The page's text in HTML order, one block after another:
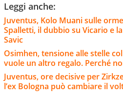
Leggi anche:
Juventus, Kolo Muani sulle
Spalletti, il dubbio su Vicario e
Savic
Osimhen, tensione alle stelle
vuole un altro regalo. Perché
Juventus, ore decisive per
l’ex Bologna può cambiare il